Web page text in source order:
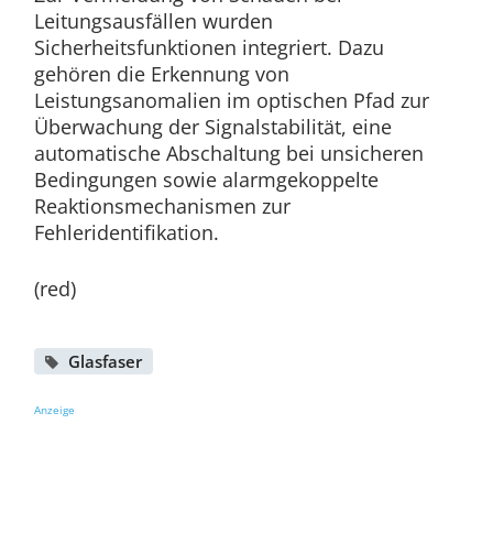
Leitungsausfällen wurden
Sicherheitsfunktionen integriert. Dazu
gehören die Erkennung von
Leistungsanomalien im optischen Pfad zur
Überwachung der Signalstabilität, eine
automatische Abschaltung bei unsicheren
Bedingungen sowie alarmgekoppelte
Reaktionsmechanismen zur
Fehleridentifikation.
(red)
Glasfaser
Anzeige